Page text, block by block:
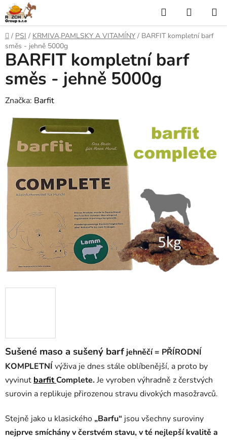
e
l
d
Á
O
D
o
m
ů
/ PSI / KRMIVA,PAMLSKY A VITAMÍNY / BARFIT kompletní barf
směs - jehně 5000g
Sušené maso a sušený barf jehněčí = PŘÍRODNÍ
KOMPLETNÍ výživa je dnes stále oblíbenější, a proto by
vyvinut barfitComplete. Je vyroben výhradně z čerstvých
surovin a replikuje přirozenou stravu divokých masožravců.
Stejně jako u klasického„Barfu“ jsou všechny suroviny
nejprve smíchány v čerstvém stavu, v té nejlepší kvalitě a
BARFIT kompletní barf
směs - jehně 5000g
Značka: Barfit